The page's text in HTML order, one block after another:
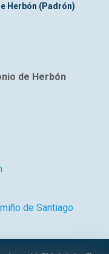
Herbón (Padrón)
de Herbón
de Santiago